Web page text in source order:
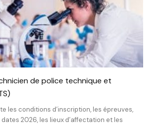
de police technique et
les conditions d’inscription, les épreuves,
2026, les lieux d’affectation et les